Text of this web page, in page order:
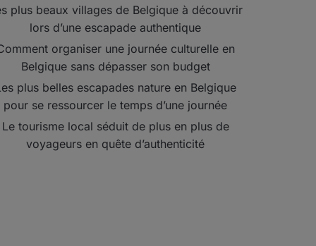
plus beaux villages de Belgique à découvrir
lors d’une escapade authentique
organiser une journée culturelle en
Belgique sans dépasser son budget
plus belles escapades nature en Belgique
pour se ressourcer le temps d’une journée
Le tourisme local séduit de plus en plus de
voyageurs en quête d’authenticité